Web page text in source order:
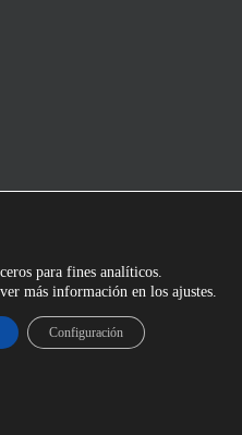
para fines analíticos.
más información en los ajustes.
Configuración